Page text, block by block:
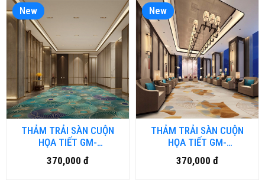
New
THẢM TRẢI SÀN CUỘN
HỌA TIẾT GM-
HFM.LUXURY07-HNM
370,000 đ
New
THẢM TRẢI SÀN CUỘN
HỌA TIẾT GM-
HFM.LUXURY06-HNM
370,000 đ